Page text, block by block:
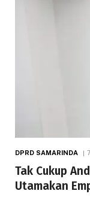
DPRD SAMARINDA
Tak Cukup
Utamakan